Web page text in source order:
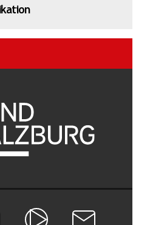
von Land Salzburg
Seite von Land Salzburg
Salzburg ONNewsletter